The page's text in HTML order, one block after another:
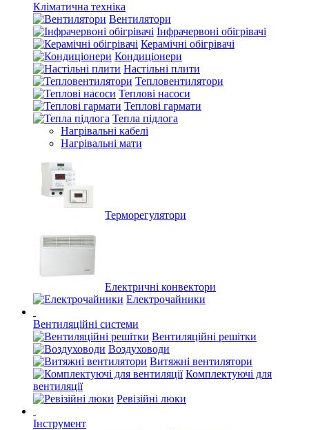
Кліматична техніка
Вентилятори
Інфрачервоні обігрівачі
Керамічні обігрівачі
Кондиціонери
Настільні плити
Тепловентилятори
Теплові насоси
Теплові гармати
Тепла підлога
Нагрівальні кабелі
Нагрівальні мати
Терморегулятори
Електричні конвектори
Електрочайники
Вентиляційні системи
Вентиляційні решітки
Воздуховоди
Витяжні вентилятори
Комплектуючі для
вентиляції
Ревізійні люки
Інструмент